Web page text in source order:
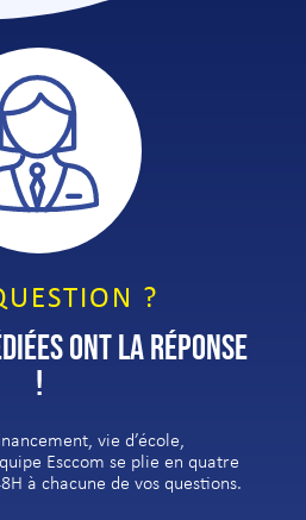
?
ONT LA RÉPONSE
!
vie d’école,
Esccom se plie en quatre
à chacune de vos questions.